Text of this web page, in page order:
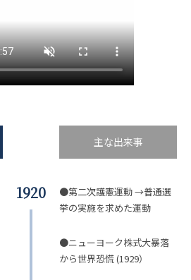
主な出来事
1920
●第二次護憲運動 →普通選
挙の実施を求めた運動
●ニューヨーク株式大暴落
から世界恐慌 (1929）